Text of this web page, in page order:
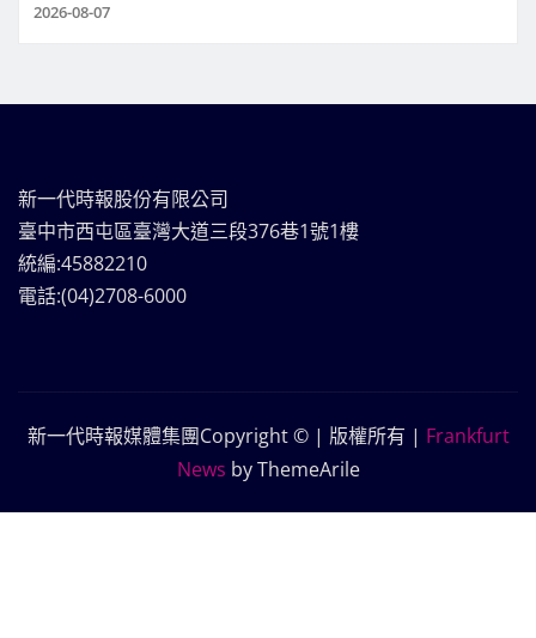
2026-08-07
新一代時報股份有限公司
臺中市西屯區臺灣大道三段376巷1號1樓
統編:45882210
電話:(04)2708-6000
新一代時報媒體集團Copyright © | 版權所有 | Frankfurt
News by ThemeArile